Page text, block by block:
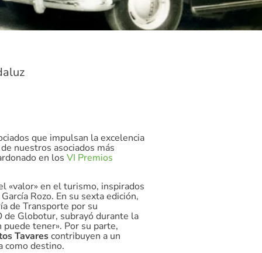
que impulsan la excelencia
nuestros asociados más
en los VI Premios
«valor» en el turismo, inspirados
Rozo. En su sexta edición,
de Transporte por su
de Globotur, subrayó durante la
tener». Por su parte,
Tavarescontribuyen a un
como destino.